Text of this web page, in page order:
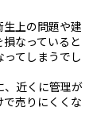
上の問題や建
なっていると
てしまうでし
、近くに管理が
売りにくくな